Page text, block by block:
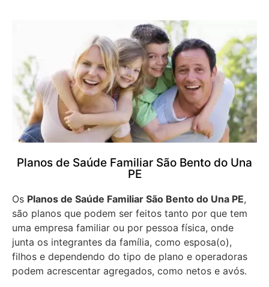
Planos de Saúde Familiar São Bento do Una
PE
Os Planos de Saúde Familiar São Bento do Una PE,
são planos que podem ser feitos tanto por que tem
uma empresa familiar ou por pessoa física, onde
junta os integrantes da família, como esposa(o),
filhos e dependendo do tipo de plano e operadoras
podem acrescentar agregados, como netos e avós.